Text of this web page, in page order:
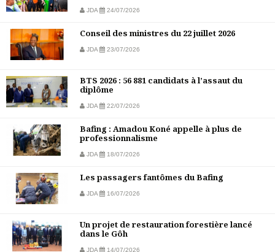
JDA 24/07/2026
Conseil des ministres du 22 juillet 2026
JDA 23/07/2026
BTS 2026 : 56 881 candidats à l’assaut du
diplôme
JDA 22/07/2026
Bafing : Amadou Koné appelle à plus de
professionnalisme
JDA 18/07/2026
Les passagers fantômes du Bafing
JDA 16/07/2026
Un projet de restauration forestière lancé
dans le Gôh
JDA 14/07/2026